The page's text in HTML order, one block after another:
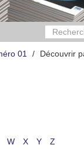
01 Découvrir
W X Y Z